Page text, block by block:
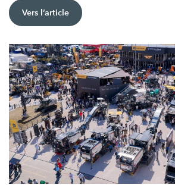
Vers l’article